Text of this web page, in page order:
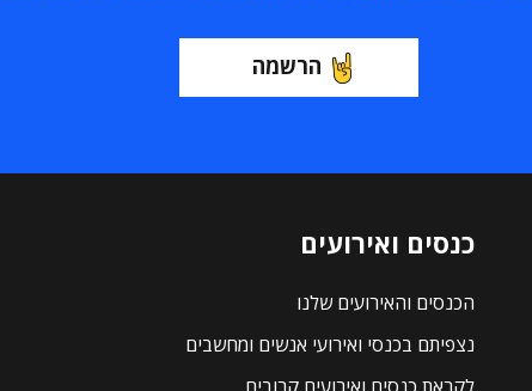
הרשמה
כנסים ואירועים
הכנסים והאירועים שלנו
נצפיתם בכנסי ואירועי אנשים ומחשבים